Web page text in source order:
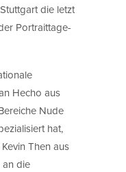
die letzt
Portraittage-
Hecho aus
Nude
hat,
Then aus
an die